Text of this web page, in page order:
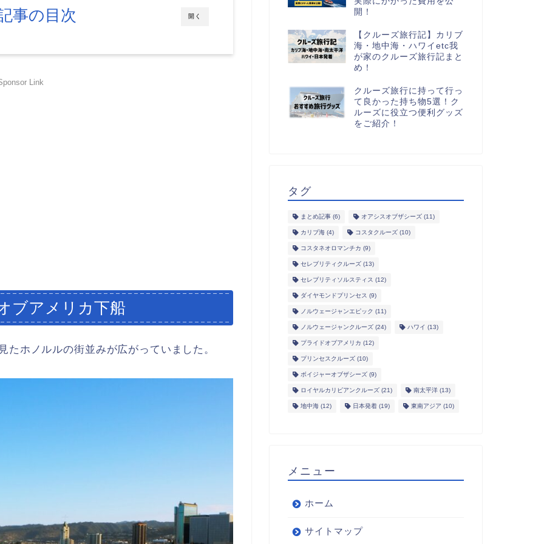
開く
事の目次
Link
ブアメリカ下船
ホノルルの街並みが広がっていました。
開！
【クルーズ旅行記】カリブ
海・地中海・ハワイetc我
が家のクルーズ旅行記まと
め！
クルーズ旅行に持って行っ
て良かった持ち物5選！ク
ルーズに役立つ便利グッズ
をご紹介！
タグ
まとめ記事(6) オアシスオブザシーズ(11)
カリブ海(4) コスタクルーズ(10)
コスタネオロマンチカ (9)
セレブリティクルーズ(13)
セレブリティソルスティス (12)
ダイヤモンドプリンセス (9)
ノルウェージャンエピック (11)
ノルウェージャンクルーズ(24) ハワイ (13)
プライドオブアメリカ (12)
プリンセスクルーズ(10)
ボイジャーオブザシーズ(9)
ロイヤルカリビアンクルーズ(21) 南太平洋(13)
地中海(12) 日本発着(19) 東南アジア (10)
メニュー
ホーム
サイトマップ